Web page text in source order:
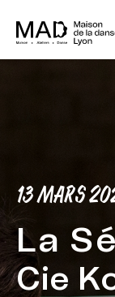
13 MARS
La
Cie